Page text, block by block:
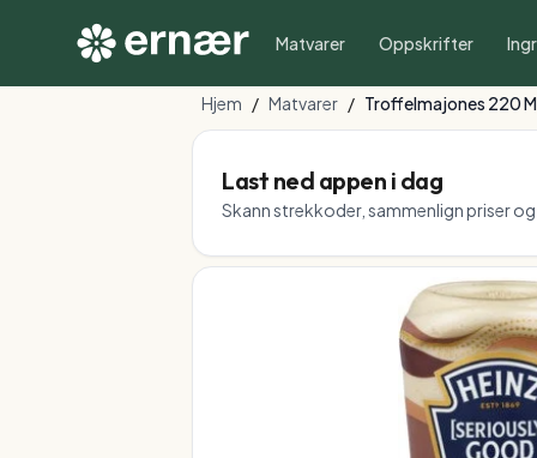
Matvarer Oppskrifter
Hjem / Matvarer / Troffelmajones 220
Last ned appen i dag
Skann strekkoder, sammenlign priser